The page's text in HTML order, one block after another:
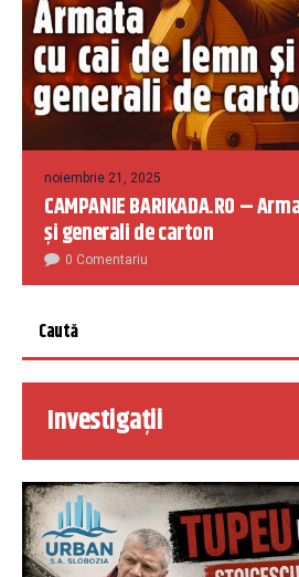
noiembrie 21, 2025
CAMPANIE BARIKADA.RO –
și generali de carton
0 Comentariu
Investigații